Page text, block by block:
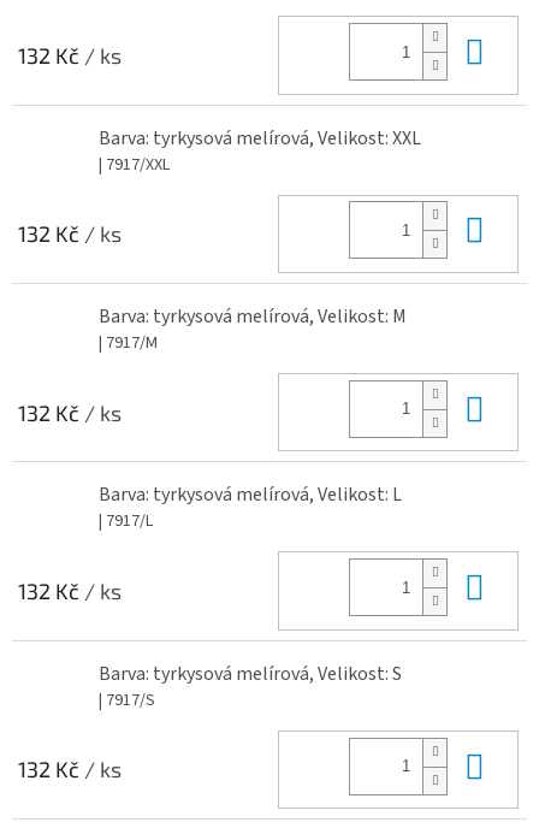
132 Kč / ks
Barva: tyrkysová melírová, Velikost: XXL
| 7917/XXL
132 Kč / ks
Barva: tyrkysová melírová, Velikost: M
| 7917/M
132 Kč / ks
Barva: tyrkysová melírová, Velikost: L
| 7917/L
132 Kč / ks
Barva: tyrkysová melírová, Velikost: S
| 7917/S
132 Kč / ks